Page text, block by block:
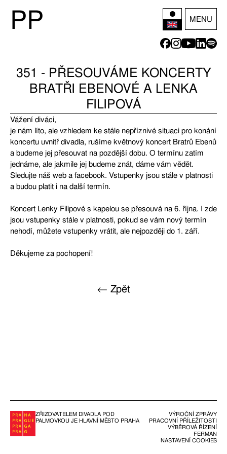
PP MENU
351 - PŘESOUVÁME KONCERTY
BRATŘI EBENOVÉ A LENKA
FILIPOVÁ
Vážení diváci,
je nám líto, ale vzhledem ke stále nepříznivé situaci pro konání
koncertu uvnitř divadla, rušíme květnový koncert Bratrů Ebenů
a budeme jej přesouvat na pozdější dobu. O termínu zatím
jednáme, ale jakmile jej budeme znát, dáme vám vědět.
Sledujte náš web a facebook. Vstupenky jsou stále v platnosti
a budou platit i na další termín.
Koncert Lenky Filipové s kapelou se přesouvá na 6. října. I zde
jsou vstupenky stále v platnosti, pokud se vám nový termín
nehodí, můžete vstupenky vrátit, ale nejpozději do 1. září.
Děkujeme za pochopení!
← Zpět
ZŘIZOVATELEM DIVADLA POD
PALMOVKOU JE HLAVNÍ MĚSTO PRAHA
VÝROČNÍ ZPRÁVY
PRACOVNÍ PŘÍLEŽITOSTI
VÝBĚROVÁ ŘÍZENÍ
FERMAN
NASTAVENÍ COOKIES